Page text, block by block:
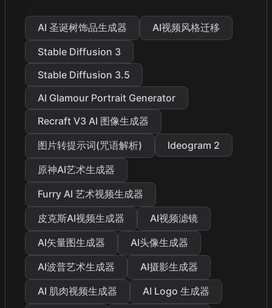
AI 圣诞树饰品生成器
AI视频风格迁移
Stable Diffusion 3
Stable Diffusion 3.5
AI Glamour Portrait Generator
Recraft V3 AI 图像生成器
图片转提示词(咒语解析)
Ideogram 2
原神AI艺术生成器
Furry AI 艺术视频生成器
皮克斯AI视频生成器
AI视频滤镜
AI矢量图生成器
AI头像生成器
AI波普艺术生成器
AI摄影生成器
AI 肌肉视频生成器
AI Logo 生成器